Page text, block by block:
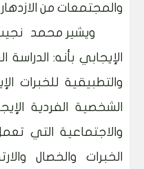
والمجتمعات من الازدهار.
ويشير محمد
الإيجابي بأنه:
والتطبيقية للخبرات
الشخصية الفردية
والاجتماعية التي
الخبرات والخصال